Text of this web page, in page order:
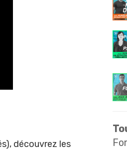
), découvrez les